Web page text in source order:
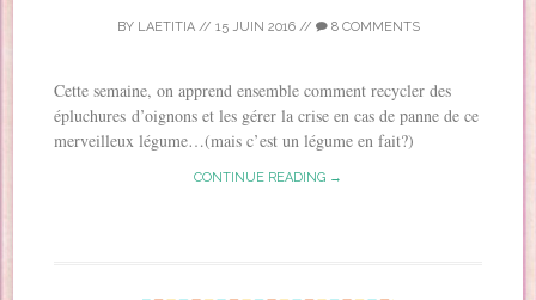
BY LAETITIA// 15 JUIN 2016// 8 COMMENTS
Cette semaine, on apprend ensemble comment recycler des
épluchures d’oignons et les gérer la crise en cas de panne de ce
merveilleux légume…(mais c’est un légume en fait?)
CONTINUE READING →